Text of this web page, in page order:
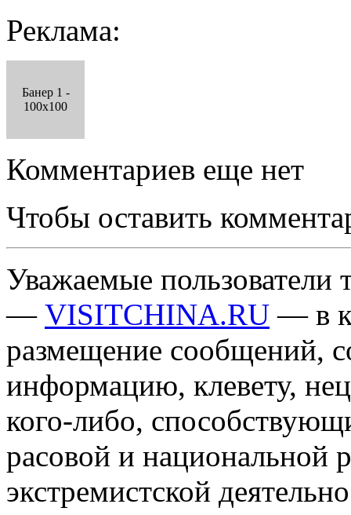
Реклама:
Банер 1 -
100x100
Комментариев еще нет
Чтобы оставить
Уважаемые пользователи
— VISITCHINA.RU — в
размещение сообщений,
информацию, клевету,
кого-либо,
расовой и национальной
экстремистской